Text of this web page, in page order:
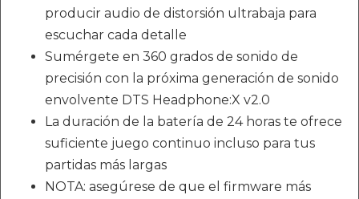
producir audio de distorsión ultrabaja para
escuchar cada detalle
Sumérgete en 360 grados de sonido de
precisión con la próxima generación de sonido
envolvente DTS Headphone:X v2.0
La duración de la batería de 24 horas te ofrece
suficiente juego continuo incluso para tus
partidas más largas
NOTA: asegúrese de que el firmware más